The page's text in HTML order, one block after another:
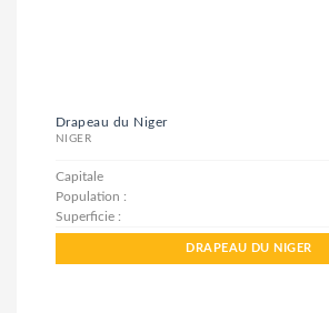
Drapeau du Niger
NIGER
Capitale
Population :
Superficie :
DRAPEAU DU NIGER